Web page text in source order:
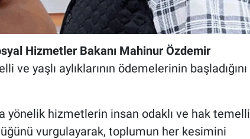
Hizmetler Bakanı Mahinur Özdemir
ve yaşlı aylıklarının ödemelerinin başladığını
yönelik hizmetlerin insan odaklı ve hak temelli
vurgulayarak, toplumun her kesimini